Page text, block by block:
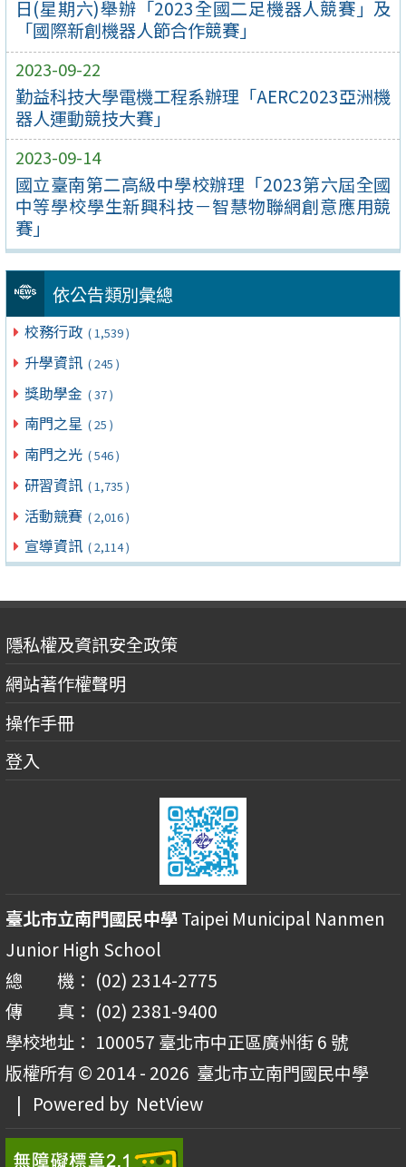
日(星期六)舉辦「2023全國二足機器人競賽」及
「國際新創機器人節合作競賽」
2023-09-22
勤益科技大學電機工程系辦理「AERC2023亞洲機
器人運動競技大賽」
2023-09-14
國立臺南第二高級中學校辦理「2023第六屆全國
中等學校學生新興科技－智慧物聯網創意應用競
賽」
依公告類別彙總
校務行政 ( 1,539 )
升學資訊 ( 245 )
獎助學金 ( 37 )
南門之星 ( 25 )
南門之光 ( 546 )
研習資訊 ( 1,735 )
活動競賽 ( 2,016 )
宣導資訊 ( 2,114 )
隱私權及資訊安全政策
網站著作權聲明
操作手冊
登入
臺北市立南門國民中學Taipei Municipal Nanmen
Junior High School
總 機： (02) 2314-2775
傳 真： (02) 2381-9400
學校地址： 100057 臺北市中正區廣州街 6 號
版權所有 © 2014 - 2026 臺北市立南門國民中學
| Powered by NetView